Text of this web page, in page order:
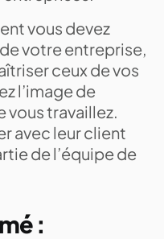
vous devez
votre entreprise,
ceux de vos
l’image de
vous travaillez.
avec leur client
de l’équipe de
: